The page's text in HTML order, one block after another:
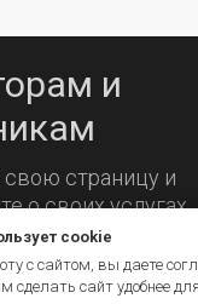
и
свою страницу и
о своих услугах.
cookie
с сайтом, вы даете
сделать сайт удобнее